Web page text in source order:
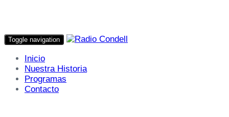
Toggle navigation
Inicio
Nuestra Historia
Programas
Contacto